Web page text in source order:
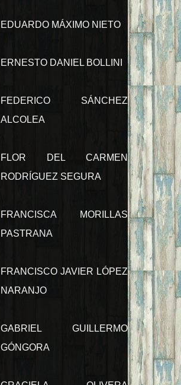
EDUARDO MÁXIMO NIETO
ERNESTO DANIEL BOLLINI
FEDERICO SÁNCHEZ
ALCOLEA
FLOR DEL CARMEN
RODRÍGUEZ SEGURA
FRANCISCA MORILLAS
PASTRANA
FRANCISCO JAVIER LÓPEZ
NARANJO
GABRIEL GUILLERMO
GÓNGORA